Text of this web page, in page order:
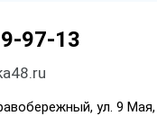
97-13
ул. 9